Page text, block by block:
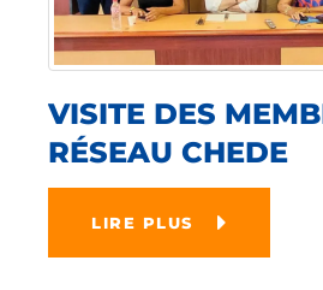
VISITE DES
RÉSEAU CHEDE
LIRE PLUS